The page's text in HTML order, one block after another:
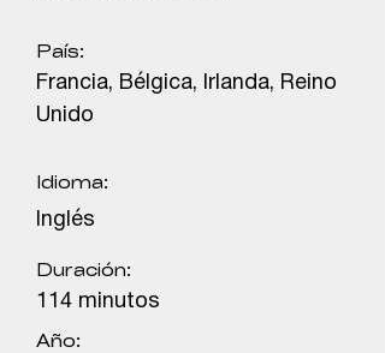
País:
Francia, Bélgica, Irlanda, Reino
Unido
Idioma:
Inglés
Duración:
114 minutos
Año: